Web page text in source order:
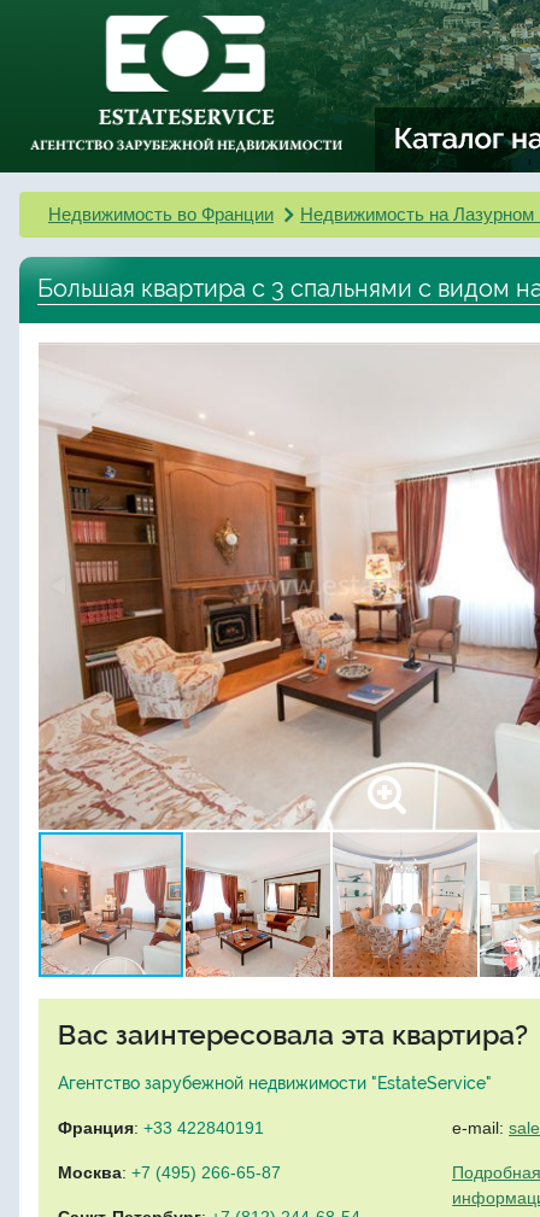
Недвижимость во Франции Недвижимость на Лазурном
Большая квартира с 3 спальнями с видом
Вас заинтересовала эта квартира?
Агентство зарубежной недвижимости "EstateService"
Франция: +33 422840191
Москва: +7 (495) 266-65-87
e-mail: